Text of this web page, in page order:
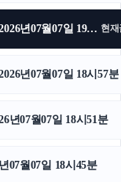
양이보호소
휴대폰성지
동대문구하수구막힘 진행 전 체크사항 2026년07월07일 19시04분 현재
년07월07일 18시57분
년07월07일 18시51분
07월07일 18시45분